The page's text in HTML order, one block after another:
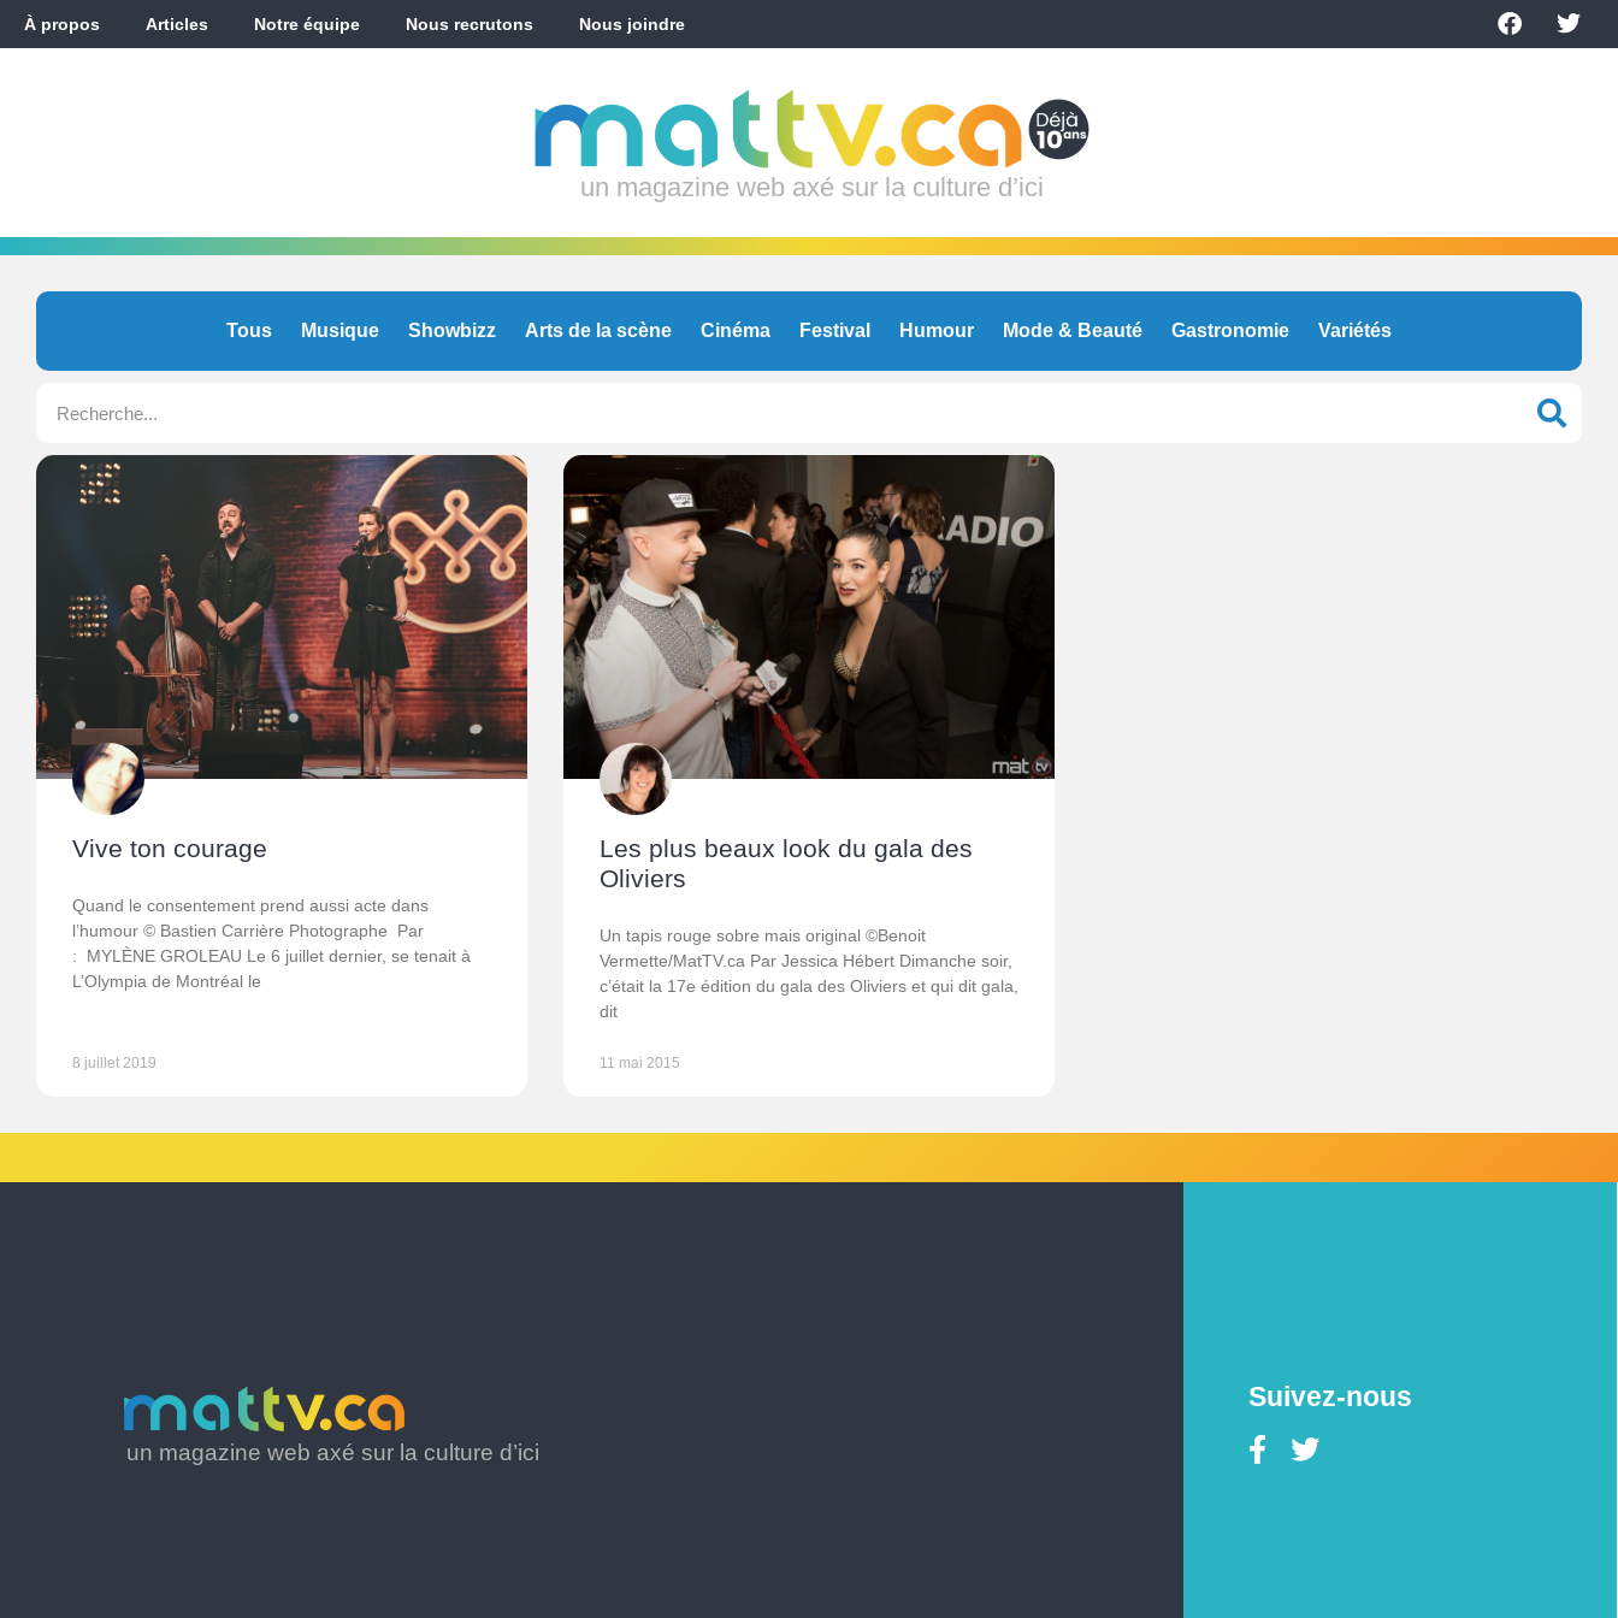
À propos Articles Notre équipe Nous recrutons Nous joindre
un magazine web axé sur la culture d’ici
Tous Musique Showbizz Arts de la scène Cinéma Festival Humour Mode & Beauté Gastronomie Variétés
Vive ton courage
Quand le consentement prend aussi acte dans
l’humour © Bastien Carrière Photographe Par
: MYLÈNE GROLEAU Le 6 juillet dernier, se tenait à
L’Olympia de Montréal le
8 juillet 2019
Les plus beaux look du gala des
Oliviers
Un tapis rouge sobre mais original ©Benoit
Vermette/MatTV.ca Par Jessica Hébert Dimanche soir,
c’était la 17e édition du gala des Oliviers et qui dit gala,
dit
11 mai 2015
un magazine web axé sur la culture d’ici
Suivez-nous